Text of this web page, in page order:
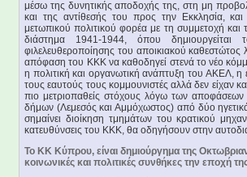
μέσω της δυνητικής αποδοχής της, στη μη
και της αντίθεσής του προς την Εκκλησία,
μετωπικού πολιτικού φορέα με τη συμμετοχή και
διάστημα 1941-1944, όπου
φιλελευθεροποίησης του αποικιακού
απόφαση του ΚΚΚ να καθοδηγεί στενά το νέο
η πολιτική και οργανωτική ανάπτυξη του ΑΚΕΛ,
τους εαυτούς τους κομμουνιστές αλλά δεν
πιο μετριοπαθείς στόχους λόγω των
δήμων (Λεμεσός και Αμμόχωστος) από δύο
σημαίνει διοίκηση τμημάτων του κρατικού
κατευθύνσεις του ΚΚΚ, θα οδηγήσουν στην
Το ΚΚ Κύπρου, είναι δημιούργημα της
κοινωνικές και πολιτικές συνθήκες την εποχή